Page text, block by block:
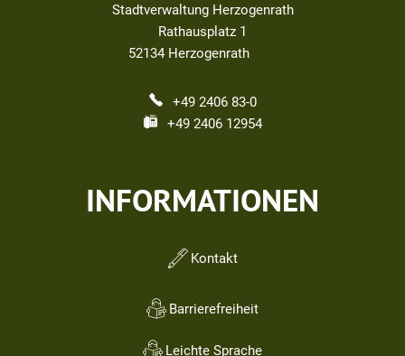
Stadtverwaltung Herzogenrath
Rathausplatz 1
52134 Herzogenrath
+49 2406 83-0
+49 2406 12954
INFORMATIONEN
Kontakt
Barrierefreiheit
Leichte Sprache